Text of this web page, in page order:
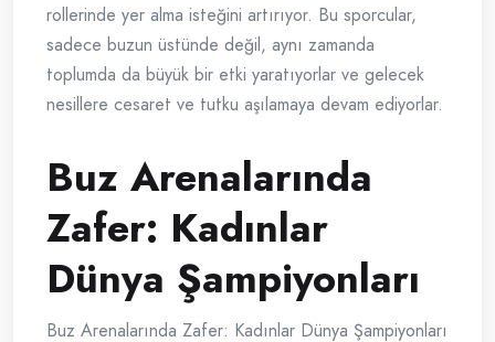
rollerinde yer alma isteğini artırıyor. Bu sporcular,
sadece buzun üstünde değil, aynı zamanda
toplumda da büyük bir etki yaratıyorlar ve gelecek
nesillere cesaret ve tutku aşılamaya devam ediyorlar.
Buz Arenalarında
Zafer: Kadınlar
Dünya Şampiyonları
Buz Arenalarında Zafer: Kadınlar Dünya Şampiyonları